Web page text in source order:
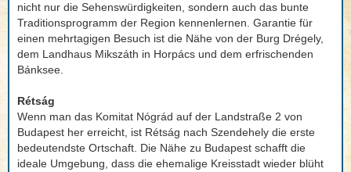
nicht nur die Sehenswürdigkeiten, sondern auch das bunte
Traditionsprogramm der Region kennenlernen. Garantie für
einen mehrtagigen Besuch ist die Nähe von der Burg Drégely,
dem Landhaus Mikszáth in Horpács und dem erfrischenden
Bánksee.
Rétság
Wenn man das Komitat Nógrád auf der Landstraße 2 von
Budapest her erreicht, ist Rétság nach Szendehely die erste
bedeutendste Ortschaft. Die Nähe zu Budapest schafft die
ideale Umgebung, dass die ehemalige Kreisstadt wieder blüht